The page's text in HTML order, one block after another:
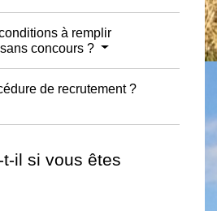
à remplir
concours ?
de recrutement ?
il si vous êtes